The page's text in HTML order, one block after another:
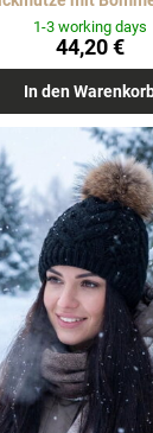
1-3 working days
44,20 €
In den